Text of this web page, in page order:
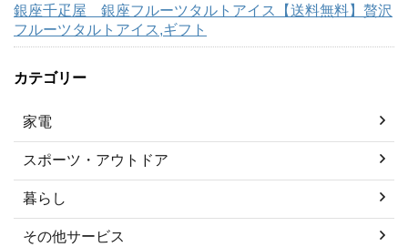
銀座千疋屋 銀座フルーツタルトアイス【送料無料】贅沢
フルーツタルトアイス,ギフト
カテゴリー
家電
スポーツ・アウトドア
暮らし
その他サービス